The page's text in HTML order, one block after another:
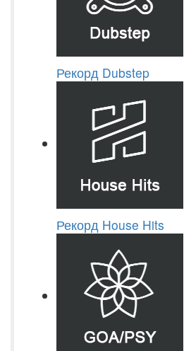
Рекорд Dubstep
Рекорд House Hits